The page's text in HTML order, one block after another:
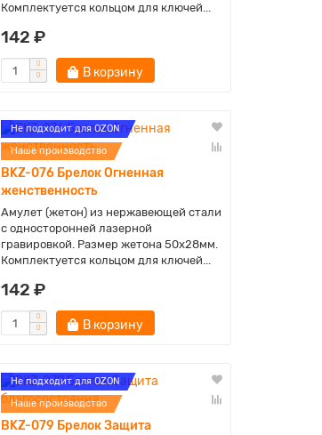
Комплектуется кольцом для ключей...
142 ₽
В корзину
Не подходит для OZON
Наше производство
BKZ-076 Брелок Огненная
женственность
Амулет (жетон) из нержавеющей стали
с односторонней лазерной
гравировкой. Размер жетона 50х28мм.
Комплектуется кольцом для ключей...
142 ₽
В корзину
Не подходит для OZON
Наше производство
BKZ-079 Брелок Защита